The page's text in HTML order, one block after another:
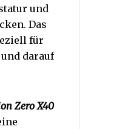
und
Das
für
darauf
Zero X40